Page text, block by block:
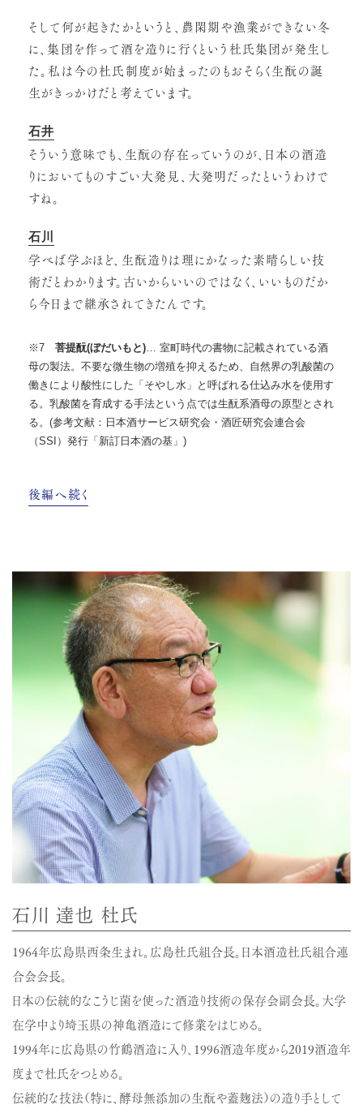
そして何が起きたかというと、農閑期や漁業ができない冬
に、集団を作って酒を造りに行くという杜氏集団が発生し
た。私は今の杜氏制度が始まったのもおそらく生酛の誕
生がきっかけだと考えています。
石井
そういう意味でも、生酛の存在っていうのが、日本の酒造
りにおいてものすごい大発見、大発明だったというわけで
すね。
石川
学べば学ぶほど、生酛造りは理にかなった素晴らしい技
術だとわかります。古いからいいのではなく、いいものだか
ら今日まで継承されてきたんです。
※7 菩提酛(ぼだいもと)… 室町時代の書物に記載されている酒
母の製法。不要な微生物の増殖を抑えるため、自然界の乳酸菌の
働きにより酸性にした「そやし水」と呼ばれる仕込み水を使用す
る。乳酸菌を育成する手法という点では生酛系酒母の原型とされ
る。(参考文献：日本酒サービス研究会・酒匠研究会連合会
（SSI）発行「新訂日本酒の基」)
後編へ続く
石川 達也 杜氏
1964年広島県西条生まれ。広島杜氏組合長。日本酒造杜氏組合連
合会会長。
日本の伝統的なこうじ菌を使った酒造り技術の保存会副会長。大学
在学中より埼玉県の神亀酒造にて修業をはじめる。
1994年に広島県の竹鶴酒造に入り、1996酒造年度から2019酒造年
度まで杜氏をつとめる。
伝統的な技法（特に、酵母無添加の生酛や蓋麹法）の造り手として